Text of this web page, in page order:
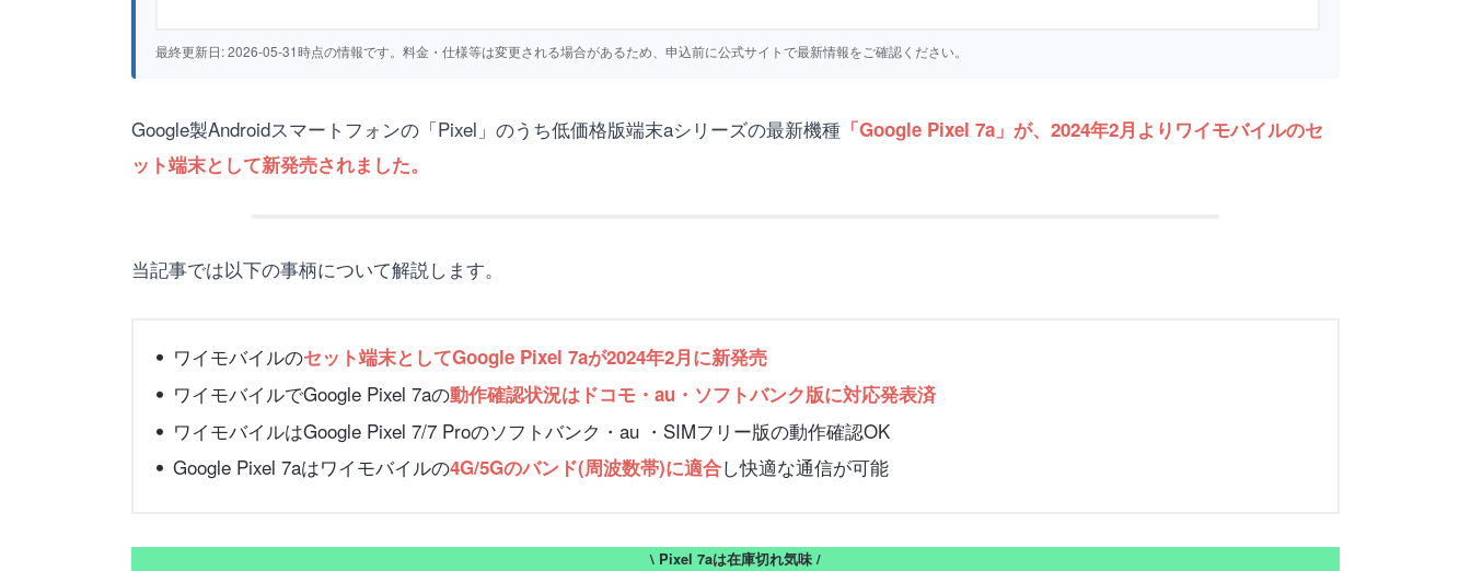
最終更新日: 2026-05-31時点の情報です。料金・仕様等は変更される場合があるため、申込前に公式サイトで最新情報をご確認ください。
Google製Androidスマートフォンの「Pixel」のうち低価格版端末aシリーズの最新機種 「Google Pixel 7a」が、2024年2月よりワイモバイルのセ
ット端末として新発売されました。
当記事では以下の事柄について解説します。
ワイモバイルのセット端末としてGoogle Pixel 7aが2024年2月に新発売
ワイモバイルでGoogle Pixel 7aの動作確認状況はドコモ・au・ソフトバンク版に対応発表済
ワイモバイルはGoogle Pixel 7/7 Proのソフトバンク・au ・SIMフリー版の動作確認OK
Google Pixel 7aはワイモバイルの4G/5Gのバンド(周波数帯)に適合し快適な通信が可能
\ Pixel 7aは在庫切れ気味 /